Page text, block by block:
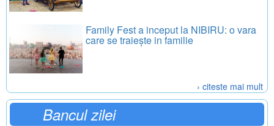
Family Fest a inceput la NIBIRU: o vara
care se traiește in familie
› citeste mai mult
Bancul zilei